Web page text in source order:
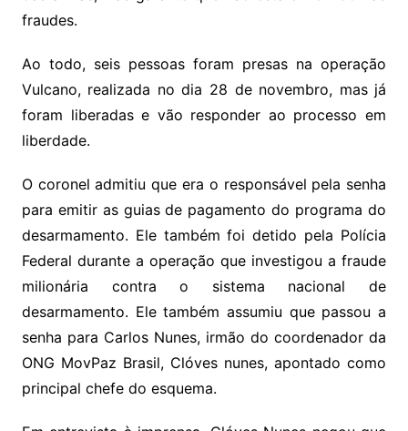
fraudes.
Ao todo, seis pessoas foram presas na operação
Vulcano, realizada no dia 28 de novembro, mas já
foram liberadas e vão responder ao processo em
liberdade.
O coronel admitiu que era o responsável pela senha
para emitir as guias de pagamento do programa do
desarmamento. Ele também foi detido pela Polícia
Federal durante a operação que investigou a fraude
milionária contra o sistema nacional de
desarmamento. Ele também assumiu que passou a
senha para Carlos Nunes, irmão do coordenador da
ONG MovPaz Brasil, Clóves nunes, apontado como
principal chefe do esquema.